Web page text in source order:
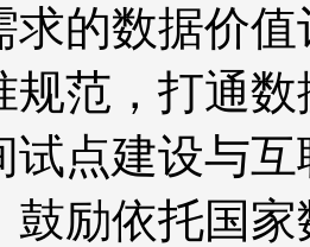
求的数据价
规范，打通
试点建设与
鼓励依托国